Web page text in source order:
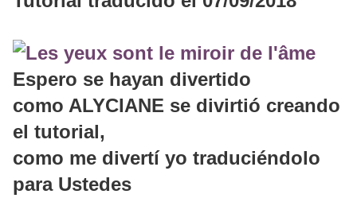
Espero se hayan divertido
como ALYCIANE se divirtió creando
el tutorial,
como me divertí yo traduciéndolo
para Ustedes